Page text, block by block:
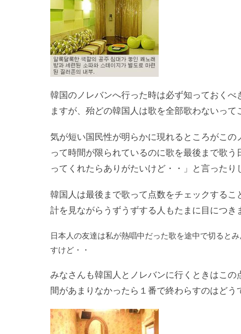
韓国のノレバンへ行った時は必ず知っておく
ますが、殆どの韓国人は歌を全部歌わないって
気が短い国民性が明らかに現れるところがこ
って時間が限られているのに歌を最後まで歌
ってくれたらありがたいけど・・」と言ったり
韓国人は最後まで歌って点数をチェックする
計を見ながらうずうずする人もたまに目につ
日本人の友達は私が熱唱中だった歌を途中で切ると
すけど・・
みなさんも韓国人とノレバンに行くときはこ
間があまりなかったら１番で終わらすのはどう